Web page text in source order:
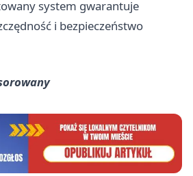
system gwarantuje
i bezpieczeństwo